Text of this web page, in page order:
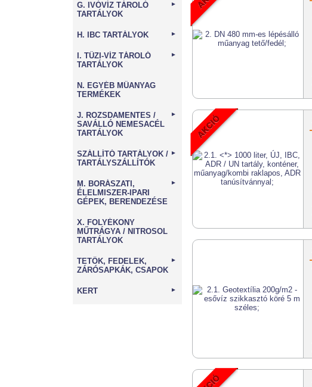
G. IVÓVÍZ TÁROLÓ
TARTÁLYOK
►
H. IBC TARTÁLYOK ►
I. TŰZI-VÍZ TÁROLÓ
TARTÁLYOK
►
N. EGYÉB MŰANYAG
TERMÉKEK
J. ROZSDAMENTES /
SAVÁLLÓ NEMESACÉL
TARTÁLYOK
►
SZÁLLÍTÓ TARTÁLYOK /
TARTÁLYSZÁLLÍTÓK
►
M. BORÁSZATI,
ÉLELMISZER-IPARI
GÉPEK, BERENDEZÉSE
►
X. FOLYÉKONY
MŰTRÁGYA / NITROSOL
TARTÁLYOK
TETŐK, FEDELEK,
ZÁRÓSAPKÁK, CSAPOK
►
KERT ►